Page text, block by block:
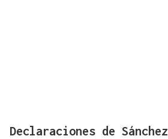
Declaraciones de Sánchez